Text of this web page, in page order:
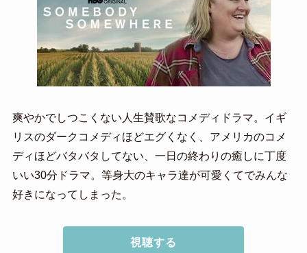
爽やかでしつこくない人生賛歌なコメディドラマ。イギ
リスのダークコメディほどエグくなく、アメリカのコメ
ディほどバタバタしてない、一日の終わりの癒しに丁度
いい30分ドラマ。等身大のキャラ達が可愛くてでみんな
好きになってしまった。
視聴する